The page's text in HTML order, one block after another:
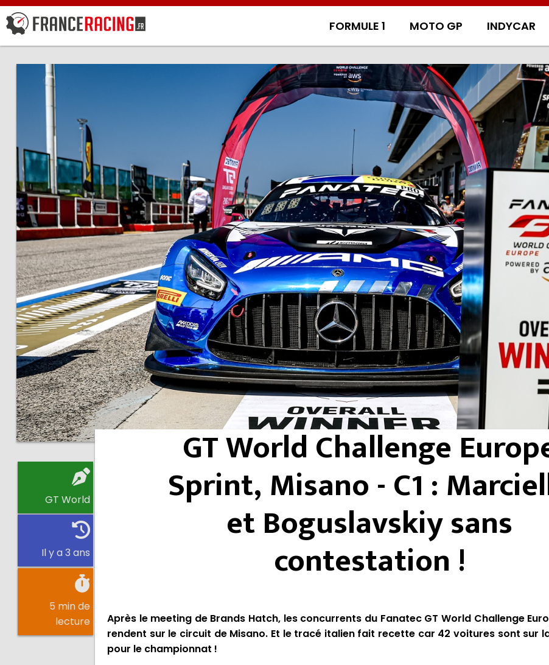
FORMULE 1 MOTO GP INDYCAR
GT World
Il y a 3 ans
5 min de
lecture
GT World Challenge
Sprint, Misano - C1 :
et Boguslavskiy sans
contestation !
Après le meeting de Brands Hatch, les concurrents du Fanatec GT World Challenge
rendent sur le circuit de Misano. Et le tracé italien fait recette car 42 voitures sont sur
pour le championnat !